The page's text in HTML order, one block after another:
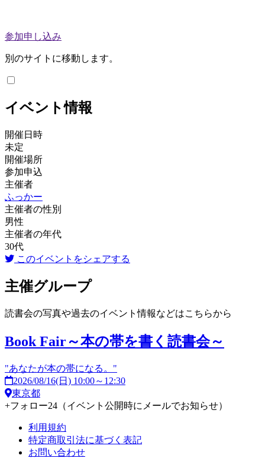
参加申し込み
別のサイトに移動します。
イベント情報
開催日時
未定
開催場所
参加申込
主催者
ふっかー
主催者の性別
男性
主催者の年代
30代
このイベントをシェアする
主催グループ
読書会の写真や過去のイベント情報などはこちらから
Book Fair～本の帯を書く読書会～
"あなたが本の帯になる。"
2026/08/16(日) 10:00～12:30
東京都
+フォロー24 （イベント公開時にメールでお知らせ）
利用規約
特定商取引法に基づく表記
お問い合わせ